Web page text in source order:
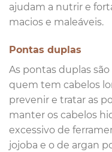
ajudam a nutrir e
macios e maleáveis.
Pontas duplas
As pontas duplas
quem tem cabelos
prevenir e tratar as
manter os cabelos
excessivo de
jojoba e o de argan